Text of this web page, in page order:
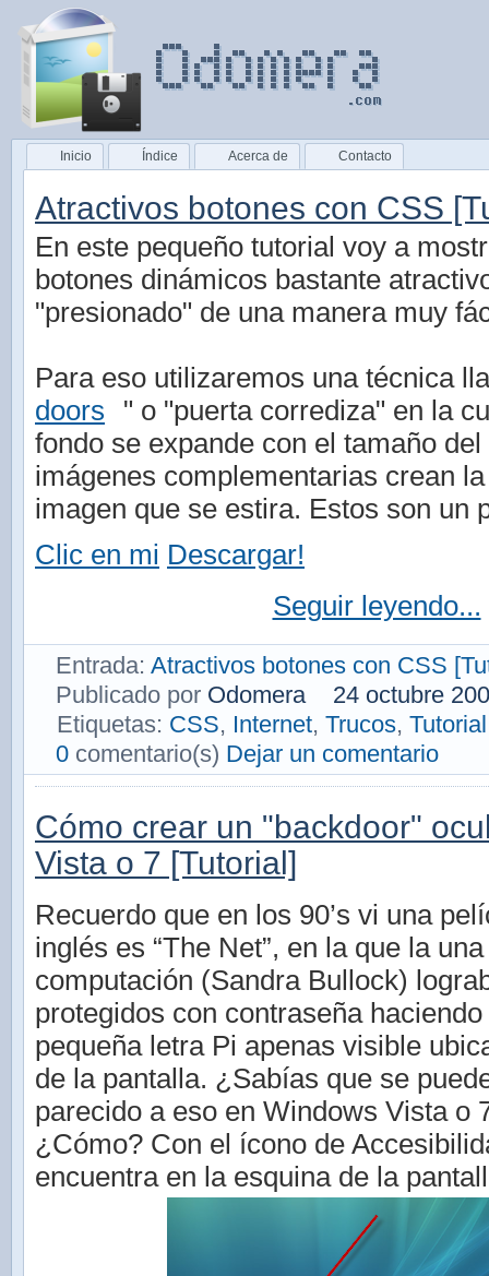
Inicio Índice Acerca de Contacto
Atractivos botones con CSS
En este pequeño tutorial voy a
botones dinámicos bastante
"presionado" de una manera muy
Para eso utilizaremos una técnica
doors
" o "puerta corrediza" en la
fondo se expande con el tamaño
imágenes complementarias crean
imagen que se estira. Estos son un
Clic en mi Descargar!
Seguir leyendo...
Entrada: Atractivos botones con CSS
Publicado por Odomera
24 octubre
Etiquetas: CSS, Internet, Trucos, Tutorial
0 comentario(s) Dejar un comentario
Cómo crear un "backdoor"
Vista o 7 [Tutorial]
Recuerdo que en los 90’s vi una
inglés es “The Net”, en la que la
computación (Sandra Bullock)
protegidos con contraseña
pequeña letra Pi apenas visible
de la pantalla. ¿Sabías que se
parecido a eso en Windows Vista o
¿Cómo? Con el ícono de
encuentra en la esquina de la